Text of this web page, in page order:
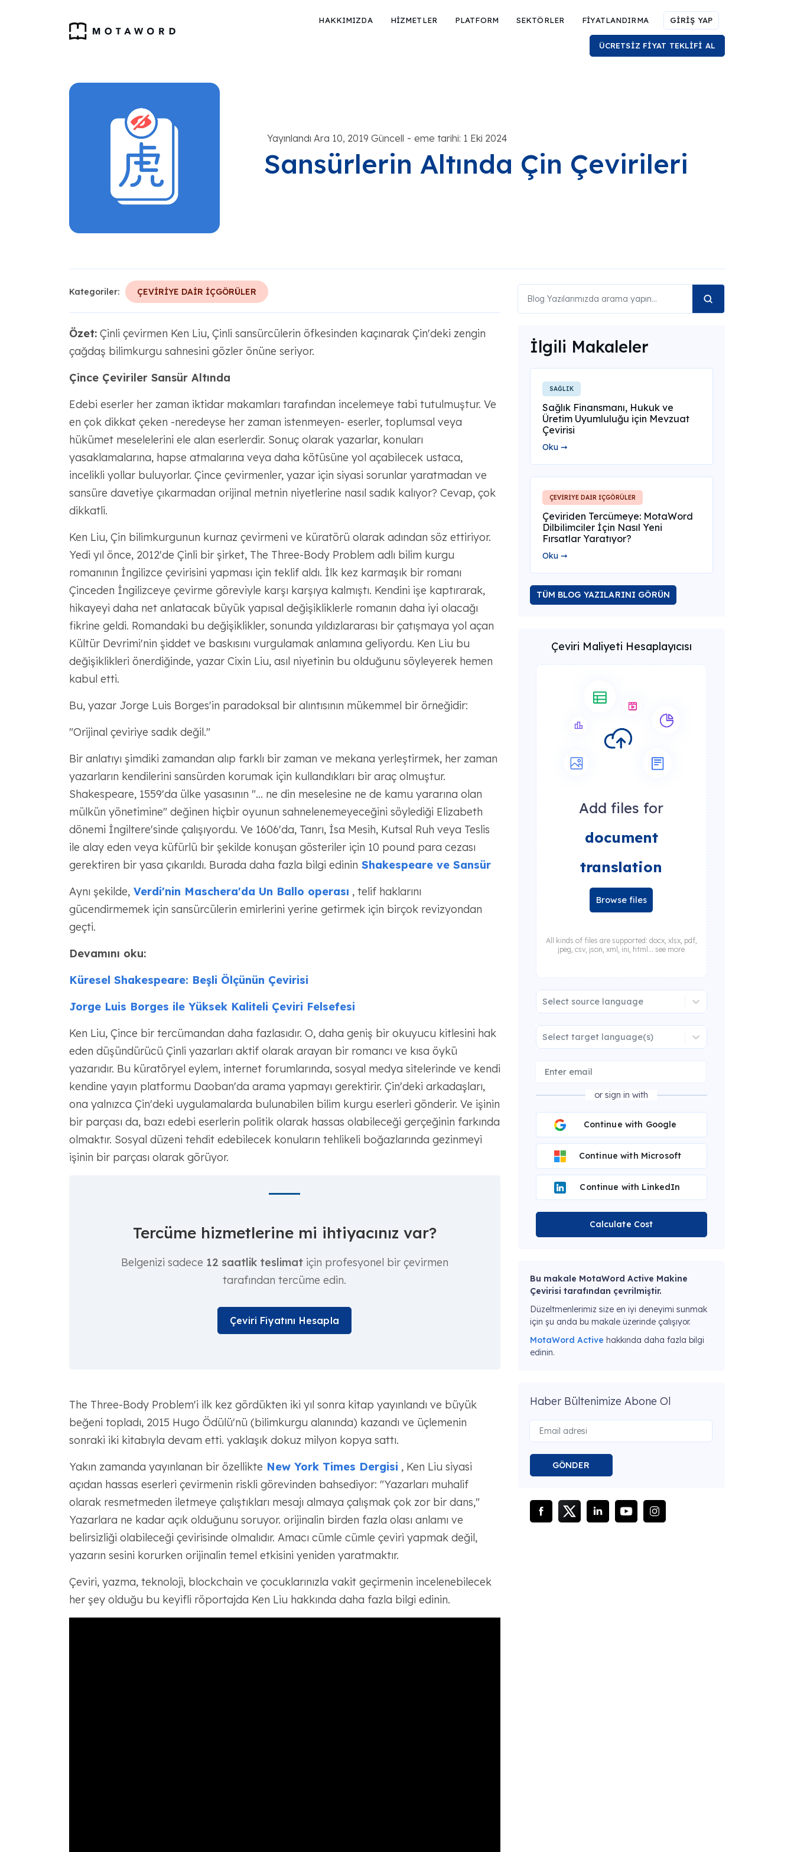
HAKKIMIZDA HİZMETLER PLATFORM SEKTÖRLER FİYATLANDIRMA GİRİŞ YAP
ÜCRETSİZ FİYAT TEKLİFİ AL
Yayınlandı Ara 10, 2019 Güncell - eme tarihi: 1 Eki 2024
Sansürlerin Altında Çin Çevirileri
Kategoriler: ÇEVİRİYE DAİR İÇGÖRÜLER
Özet:Çinli çevirmen Ken Liu, Çinli sansürcülerin öfkesinden kaçınarak Çin'deki zengin
çağdaş bilimkurgu sahnesini gözler önüne seriyor.
Çince Çeviriler Sansür Altında
Edebi eserler her zaman iktidar makamları tarafından incelemeye tabi tutulmuştur. Ve
en çok dikkat çeken -neredeyse her zaman istenmeyen- eserler, toplumsal veya
hükümet meselelerini ele alan eserlerdir. Sonuç olarak yazarlar, konuları
yasaklamalarına, hapse atmalarına veya daha kötüsüne yol açabilecek ustaca,
incelikli yollar buluyorlar. Çince çevirmenler, yazar için siyasi sorunlar yaratmadan ve
sansüre davetiye çıkarmadan orijinal metnin niyetlerine nasıl sadık kalıyor? Cevap, çok
dikkatli.
Ken Liu, Çin bilimkurgunun kurnaz çevirmeni ve küratörü olarak adından söz ettiriyor.
Yedi yıl önce, 2012'de Çinli bir şirket, The Three-Body Problem adlı bilim kurgu
romanının İngilizce çevirisini yapması için teklif aldı. İlk kez karmaşık bir romanı
Çinceden İngilizceye çevirme göreviyle karşı karşıya kalmıştı. Kendini işe kaptırarak,
hikayeyi daha net anlatacak büyük yapısal değişikliklerle romanın daha iyi olacağı
fikrine geldi. Romandaki bu değişiklikler, sonunda yıldızlararası bir çatışmaya yol açan
Kültür Devrimi'nin şiddet ve baskısını vurgulamak anlamına geliyordu. Ken Liu bu
değişiklikleri önerdiğinde, yazar Cixin Liu, asıl niyetinin bu olduğunu söyleyerek hemen
kabul etti.
Bu, yazar Jorge Luis Borges'in paradoksal bir alıntısının mükemmel bir örneğidir:
"Orijinal çeviriye sadık değil."
Bir anlatıyı şimdiki zamandan alıp farklı bir zaman ve mekana yerleştirmek, her zaman
yazarların kendilerini sansürden korumak için kullandıkları bir araç olmuştur.
Shakespeare, 1559'da ülke yasasının "... ne din meselesine ne de kamu yararına olan
mülkün yönetimine" değinen hiçbir oyunun sahnelenemeyeceğini söylediği Elizabeth
dönemi İngiltere'sinde çalışıyordu. Ve 1606'da, Tanrı, İsa Mesih, Kutsal Ruh veya Teslis
ile alay eden veya küfürlü bir şekilde konuşan gösteriler için 10 pound para cezası
gerektiren bir yasa çıkarıldı. Burada daha fazla bilgi edinin Shakespeare ve Sansür
Aynı şekilde,Verdi'nin Maschera'da Un Ballo operası , telif haklarını
gücendirmemek için sansürcülerin emirlerini yerine getirmek için birçok revizyondan
geçti.
Devamını oku:
Küresel Shakespeare: Beşli Ölçünün Çevirisi
Jorge Luis Borges ile Yüksek Kaliteli Çeviri Felsefesi
Ken Liu, Çince bir tercümandan daha fazlasıdır. O, daha geniş bir okuyucu kitlesini hak
eden düşündürücü Çinli yazarları aktif olarak arayan bir romancı ve kısa öykü
yazarıdır. Bu küratöryel eylem, internet forumlarında, sosyal medya sitelerinde ve kendi
kendine yayın platformu Daoban'da arama yapmayı gerektirir. Çin'deki arkadaşları,
ona yalnızca Çin'deki uygulamalarda bulunabilen bilim kurgu eserleri gönderir. Ve işinin
bir parçası da, bazı edebi eserlerin politik olarak hassas olabileceği gerçeğinin farkında
olmaktır. Sosyal düzeni tehdit edebilecek konuların tehlikeli boğazlarında gezinmeyi
işinin bir parçası olarak görüyor.
Tercüme hizmetlerine mi ihtiyacınız var?
Belgenizi sadece 12 saatlik teslimatiçin profesyonel bir çevirmen
tarafından tercüme edin.
Çeviri Fiyatını Hesapla
The Three-Body Problem'i ilk kez gördükten iki yıl sonra kitap yayınlandı ve büyük
beğeni topladı, 2015 Hugo Ödülü'nü (bilimkurgu alanında) kazandı ve üçlemenin
sonraki iki kitabıyla devam etti. yaklaşık dokuz milyon kopya sattı.
Yakın zamanda yayınlanan bir özellikte New York Times Dergisi , Ken Liu siyasi
açıdan hassas eserleri çevirmenin riskli görevinden bahsediyor: "Yazarları muhalif
olarak resmetmeden iletmeye çalıştıkları mesajı almaya çalışmak çok zor bir dans,"
Yazarlara ne kadar açık olduğunu soruyor. orijinalin birden fazla olası anlamı ve
belirsizliği olabileceği çevirisinde olmalıdır. Amacı cümle cümle çeviri yapmak değil,
yazarın sesini korurken orijinalin temel etkisini yeniden yaratmaktır.
Çeviri, yazma, teknoloji, blockchain ve çocuklarınızla vakit geçirmenin incelenebilecek
her şey olduğu bu keyifli röportajda Ken Liu hakkında daha fazla bilgi edinin.
İlgili Makaleler
SAĞLIK
Sağlık Finansmanı, Hukuk ve
Üretim Uyumluluğu için Mevzuat
Çevirisi
Oku ➞
ÇEVİRİYE DAİR İÇGÖRÜLER
Çeviriden Tercümeye: MotaWord
Dilbilimciler İçin Nasıl Yeni
Fırsatlar Yaratıyor?
Oku ➞
TÜM BLOG YAZILARINI GÖRÜN
Çeviri Maliyeti Hesaplayıcısı
Add files for
document
translation
Browse files
All kinds of files are supported: docx, xlsx, pdf,
jpeg, csv, json, xml, ini, html... see more
Select source language
Select target language(s)
or sign in with
Continue with Google
Continue with Microsoft
Continue with LinkedIn
Calculate Cost
Bu makale MotaWord Active Makine
Çevirisi tarafından çevrilmiştir.
Düzeltmenlerimiz size en iyi deneyimi sunmak
için şu anda bu makale üzerinde çalışıyor.
MotaWord Active hakkında daha fazla bilgi
edinin.
Haber Bültenimize Abone Ol
GÖNDER